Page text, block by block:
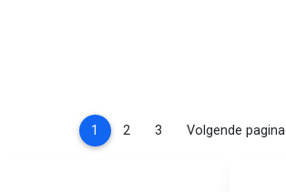
1 (current)
2 3 Volgende pagina